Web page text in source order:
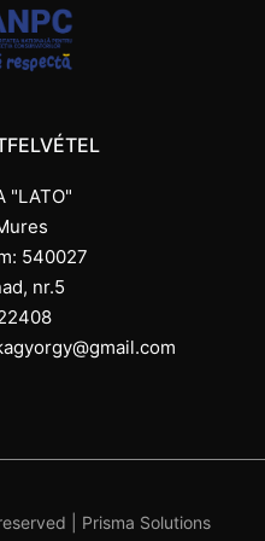
"LATO"
540027
nr.5
| Prisma Solutions